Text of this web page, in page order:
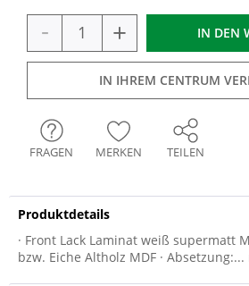
- + IN DEN
IN IHREM CENTRUM
FRAGEN MERKEN TEILEN
Produktdetails
· Front Lack Laminat weiß supermatt
bzw. Eiche Altholz MDF · Absetzung:...